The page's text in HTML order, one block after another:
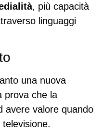
, più capacità
linguaggi
una nuova
prova che la
avere valore quando